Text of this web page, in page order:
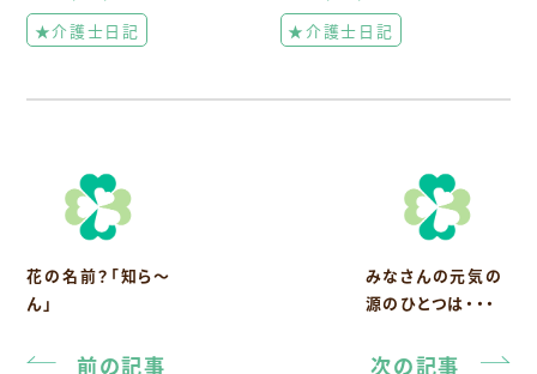
★介護士日記 ★介護士日記
花の名前？「知ら〜
ん」
前の記事
みなさんの元気の
源のひとつは・・・
次の記事